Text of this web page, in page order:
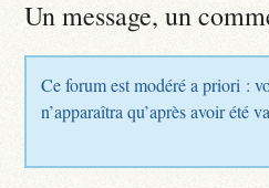
Un message, un
Ce forum est modéré a priori :
n’apparaîtra qu’après avoir été